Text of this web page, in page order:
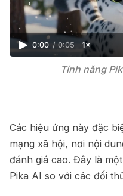
0:00 / 0:05 1×
Tính năng
Các hiệu ứng này đặc
mạng xã hội, nơi nội
đánh giá cao. Đây là
Pika AI so với các đối